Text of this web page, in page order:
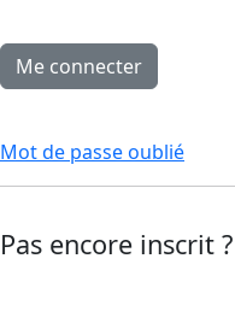
Mot de passe oublié
Pas encore inscrit ?